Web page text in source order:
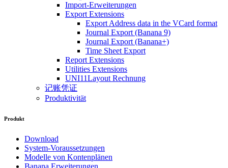
Import-Erweiterungen
Export Extensions
Export Address data in the VCard format
Journal Export (Banana 9)
Journal Export (Banana+)
Time Sheet Export
Report Extensions
Utilities Extensions
UNI11Layout Rechnung
记账凭证
Produktivität
Produkt
Download
System-Voraussetzungen
Modelle von Kontenplänen
Banana Erweiterungen